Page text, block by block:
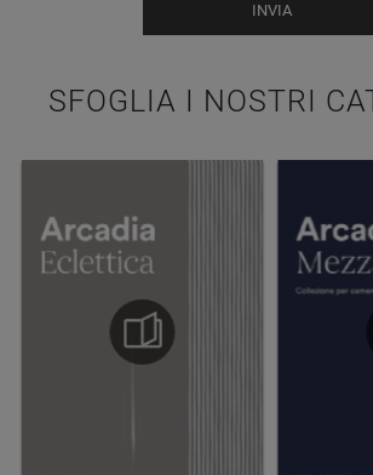
SFOGLIA I NOSTRI
INVIA